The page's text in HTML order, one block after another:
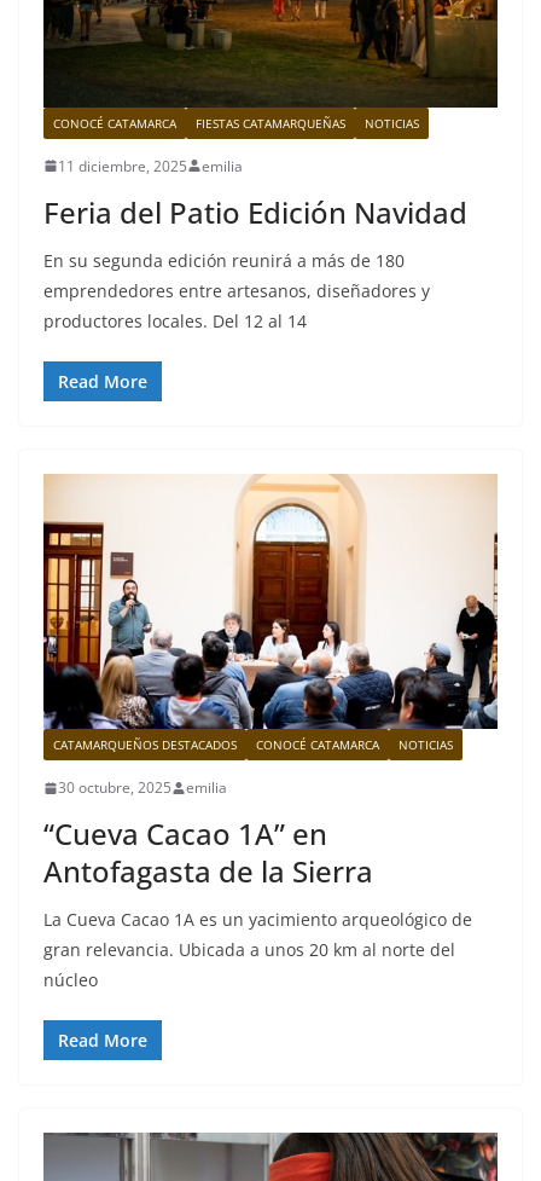
CONOCÉ CATAMARCA FIESTAS CATAMARQUEÑAS NOTICIAS
11 diciembre, 2025 emilia
Feria del Patio Edición Navidad
En su segunda edición reunirá a más de 180
emprendedores entre artesanos, diseñadores y
productores locales. Del 12 al 14
Read More
CATAMARQUEÑOS DESTACADOS CONOCÉ CATAMARCA NOTICIAS
30 octubre, 2025 emilia
“Cueva Cacao 1A” en
Antofagasta de la Sierra
La Cueva Cacao 1A es un yacimiento arqueológico de
gran relevancia. Ubicada a unos 20 km al norte del
núcleo
Read More